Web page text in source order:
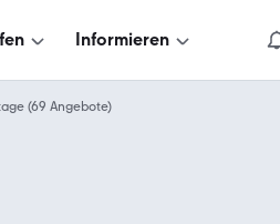
Informieren
(69 Angebote)